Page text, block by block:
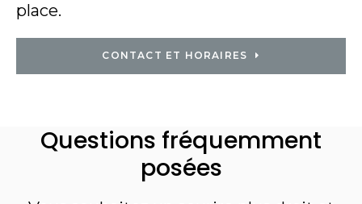
place.
CONTACT ET HORAIRES
Questions fréquemment
posées